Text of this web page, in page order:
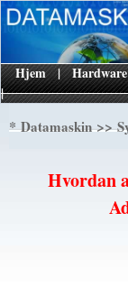
|
Hjem | Hardware
*Datamaskin>>
Hvordan